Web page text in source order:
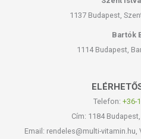
1137 Budapest,
Bartók
1114 Budapest,
Telefon: +36-
Cím: 1184
Email: rendeles@multi-vitamin.hu,